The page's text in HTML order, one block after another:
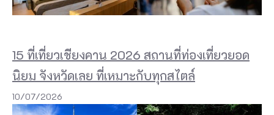
15 ที่เที่ยวเชียงคาน 2026 สถานที่ท่องเที่ยวยอด
นิยม จังหวัดเลย ที่เหมาะกับทุกสไตล์
10/07/2026